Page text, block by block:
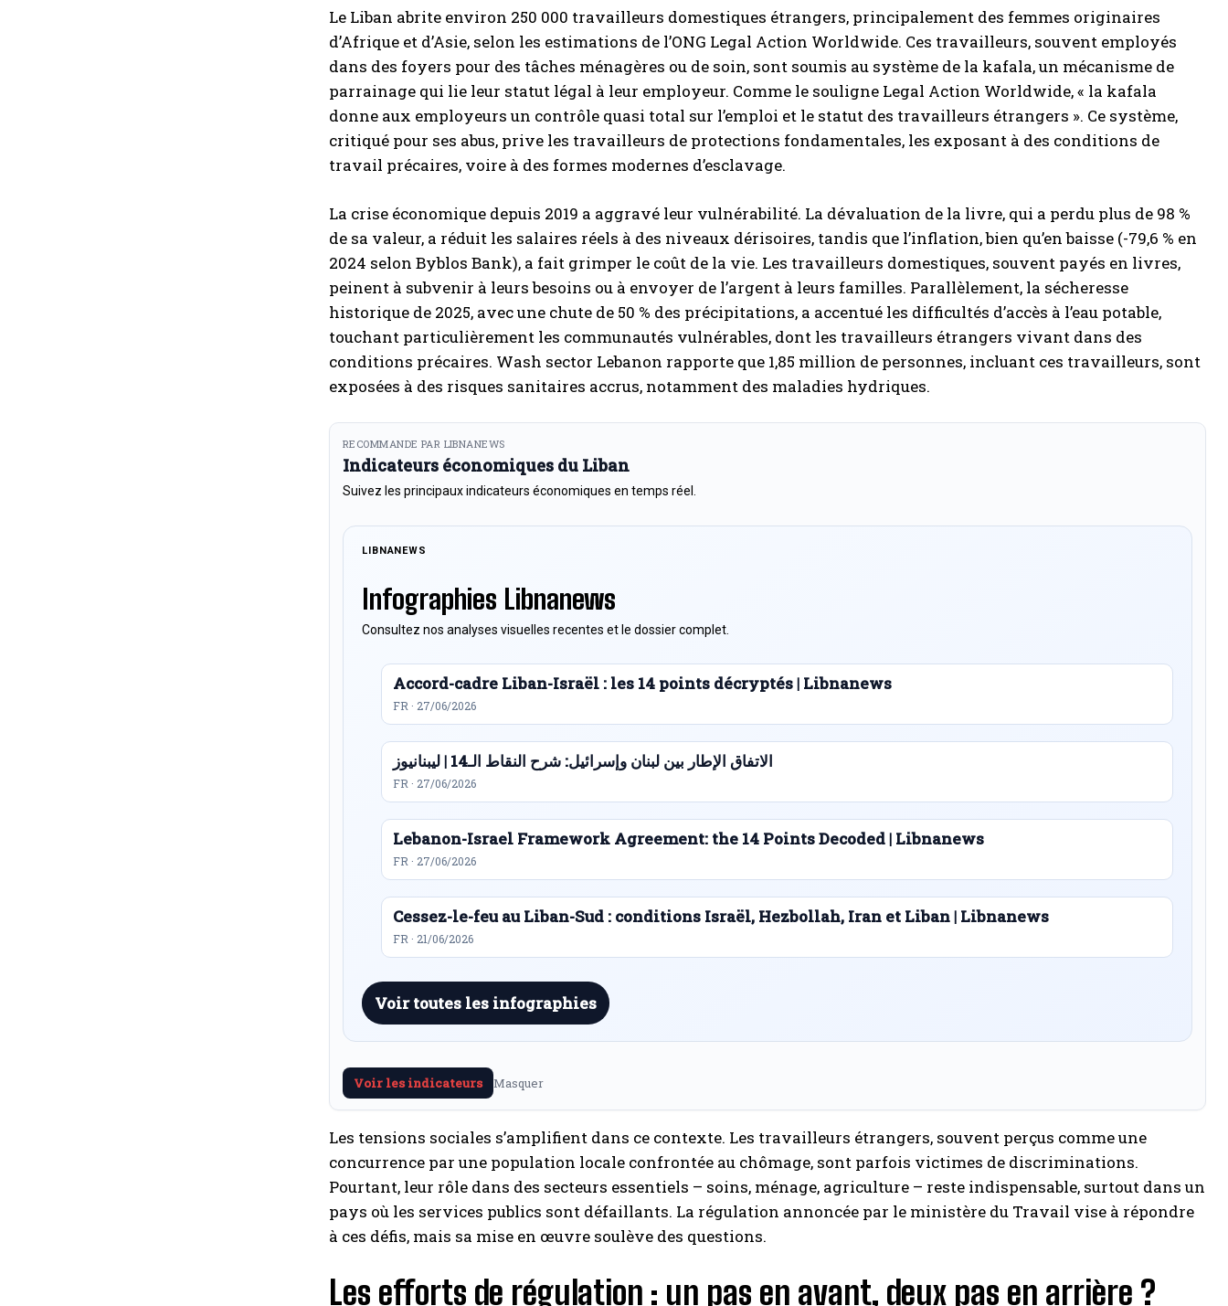
Le Liban abrite environ 250 000 travailleurs domestiques étrangers, principalement des femmes originaires
d’Afrique et d’Asie, selon les estimations de l’ONG Legal Action Worldwide. Ces travailleurs, souvent employés
dans des foyers pour des tâches ménagères ou de soin, sont soumis au système de la kafala, un mécanisme de
parrainage qui lie leur statut légal à leur employeur. Comme le souligne Legal Action Worldwide, « la kafala
donne aux employeurs un contrôle quasi total sur l’emploi et le statut des travailleurs étrangers ». Ce système,
critiqué pour ses abus, prive les travailleurs de protections fondamentales, les exposant à des conditions de
travail précaires, voire à des formes modernes d’esclavage.
La crise économique depuis 2019 a aggravé leur vulnérabilité. La dévaluation de la livre, qui a perdu plus de 98 %
de sa valeur, a réduit les salaires réels à des niveaux dérisoires, tandis que l’inflation, bien qu’en baisse (-79,6 % en
2024 selon Byblos Bank), a fait grimper le coût de la vie. Les travailleurs domestiques, souvent payés en livres,
peinent à subvenir à leurs besoins ou à envoyer de l’argent à leurs familles. Parallèlement, la sécheresse
historique de 2025, avec une chute de 50 % des précipitations, a accentué les difficultés d’accès à l’eau potable,
touchant particulièrement les communautés vulnérables, dont les travailleurs étrangers vivant dans des
conditions précaires. Wash sector Lebanon rapporte que 1,85 million de personnes, incluant ces travailleurs, sont
exposées à des risques sanitaires accrus, notamment des maladies hydriques.
RECOMMANDE PAR LIBNANEWS
Indicateurs économiques du Liban
Suivez les principaux indicateurs économiques en temps réel.
LIBNANEWS
Infographies Libnanews
Consultez nos analyses visuelles recentes et le dossier complet.
Accord-cadre Liban-Israël : les 14 points décryptés | Libnanews
FR · 27/06/2026
الاتفاق الإطار بين لبنان وإسرائيل: شرح النقاط الـ14 | ليبنانيوز
FR · 27/06/2026
Lebanon-Israel Framework Agreement: the 14 Points Decoded | Libnanews
FR · 27/06/2026
Cessez-le-feu au Liban-Sud : conditions Israël, Hezbollah, Iran et Liban | Libnanews
FR · 21/06/2026
Voir toutes les infographies
Voir les indicateurs Masquer
Les tensions sociales s’amplifient dans ce contexte. Les travailleurs étrangers, souvent perçus comme une
concurrence par une population locale confrontée au chômage, sont parfois victimes de discriminations.
Pourtant, leur rôle dans des secteurs essentiels – soins, ménage, agriculture – reste indispensable, surtout dans un
pays où les services publics sont défaillants. La régulation annoncée par le ministère du Travail vise à répondre
à ces défis, mais sa mise en œuvre soulève des questions.
Les efforts de régulation : un pas en avant, deux pas en arrière ?